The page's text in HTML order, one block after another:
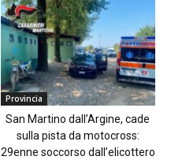
Provincia
San Martino dall’Argine, cade
sulla pista da motocross:
29enne soccorso dall’elicottero